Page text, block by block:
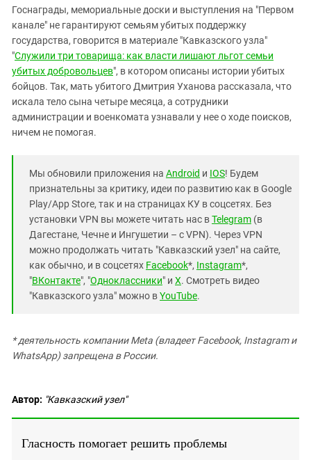
Госнаграды, мемориальные доски и выступления на "Первом
канале" не гарантируют семьям убитых поддержку
государства, говорится в материале "Кавказского узла"
"Служили три товарища: как власти лишают льгот семьи
убитых добровольцев", в котором описаны истории убитых
бойцов. Так, мать убитого Дмитрия Уханова рассказала, что
искала тело сына четыре месяца, а сотрудники
администрации и военкомата узнавали у нее о ходе поисков,
ничем не помогая.
Мы обновили приложения на Android и IOS! Будем
признательны за критику, идеи по развитию как в Google
Play/App Store, так и на страницах КУ в соцсетях. Без
установки VPN вы можете читать нас вTelegram (в
Дагестане, Чечне и Ингушетии – с VPN). Через VPN
можно продолжать читать "Кавказский узел" на сайте,
как обычно, и в соцсетях Facebook*, Instagram*,
"ВКонтакте", "Одноклассники" и X. Смотреть видео
"Кавказского узла" можно вYouTube.
* деятельность компании Meta (владеет Facebook, Instagram и
WhatsApp) запрещена в России.
Автор: "Кавказский узел"
Гласность помогает решить проблемы